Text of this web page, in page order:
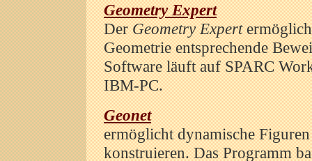
Geometry Expert
DerGeometry Expert
Geometrie entsprechende
Software läuft auf SPARC
IBM-PC.
Geonet
ermöglicht dynamische
konstruieren. Das Programm